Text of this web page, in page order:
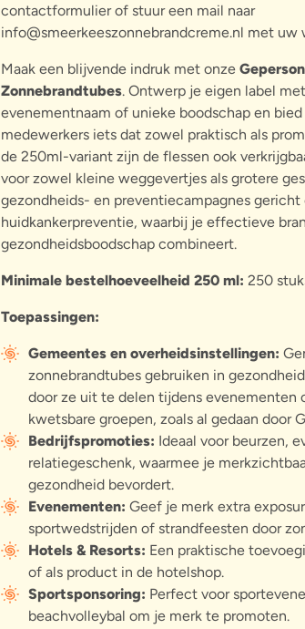
contactformulier of stuur een mail naar
info@smeerkeeszonnebrandcreme.nl met uw
Maak een blijvende indruk met onze
Zonnebrandtubes. Ontwerp je eigen label
evenementnaam of unieke boodschap en
medewerkers iets dat zowel praktisch als
de 250ml-variant zijn de flessen ook
voor zowel kleine weggevertjes als grotere
gezondheids- en preventiecampagnes
huidkankerpreventie, waarbij je effectieve
gezondheidsboodschap combineert.
Minimale bestelhoeveelheid 250 ml: 250
Toepassingen:
Gemeentes en overheidsinstellingen:
zonnebrandtubes gebruiken in
door ze uit te delen tijdens evenementen
kwetsbare groepen, zoals al gedaan door
Bedrijfspromoties: Ideaal voor beurzen,
relatiegeschenk, waarmee je
gezondheid bevordert.
Evenementen: Geef je merk extra
sportwedstrijden of strandfeesten door
Hotels & Resorts: Een praktische
of als product in de hotelshop.
Sportsponsoring: Perfect voor
beachvolleybal om je merk te promoten.